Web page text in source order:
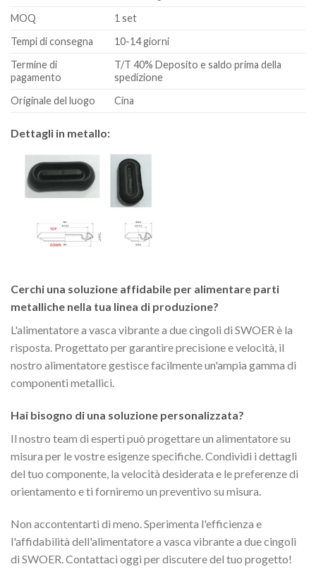
MOQ
1 set
Tempi di consegna
10-14 giorni
Termine di
pagamento
T/T 40% Deposito e saldo prima della
spedizione
Originale del luogo
Cina
Dettagli in metallo:
Cerchi una soluzione affidabile per alimentare parti
metalliche nella tua linea di produzione?
L'alimentatore a vasca vibrante a due cingoli di SWOER è la
risposta. Progettato per garantire precisione e velocità, il
nostro alimentatore gestisce facilmente un'ampia gamma di
componenti metallici.
Hai bisogno di una soluzione personalizzata?
Il nostro team di esperti può progettare un alimentatore su
misura per le vostre esigenze specifiche. Condividi i dettagli
del tuo componente, la velocità desiderata e le preferenze di
orientamento e ti forniremo un preventivo su misura.
Non accontentarti di meno. Sperimenta l'efficienza e
l'affidabilità dell'alimentatore a vasca vibrante a due cingoli
di SWOER. Contattaci oggi per discutere del tuo progetto!